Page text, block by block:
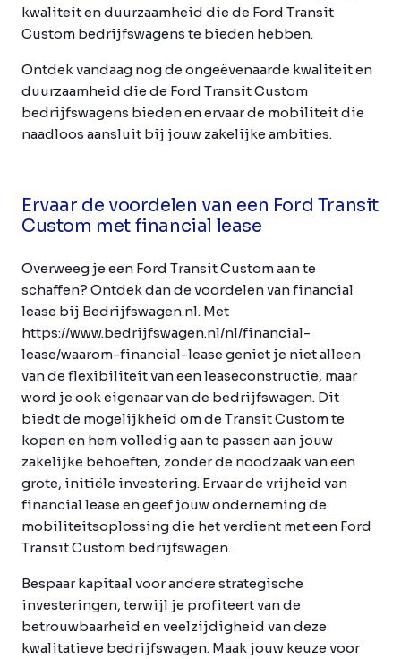
kwaliteit en duurzaamheid die de Ford Transit
Custom bedrijfswagens te bieden hebben.
Ontdek vandaag nog de ongeëvenaarde kwaliteit en
duurzaamheid die de Ford Transit Custom
bedrijfswagens bieden en ervaar de mobiliteit die
naadloos aansluit bij jouw zakelijke ambities.
Ervaar de voordelen van een Ford Transit
Custom met financial lease
Overweeg je een Ford Transit Custom aan te
schaffen? Ontdek dan de voordelen van financial
lease bij Bedrijfswagen.nl. Met
https://www.bedrijfswagen.nl/nl/financial-
lease/waarom-financial-lease geniet je niet alleen
van de flexibiliteit van een leaseconstructie, maar
word je ook eigenaar van de bedrijfswagen. Dit
biedt de mogelijkheid om de Transit Custom te
kopen en hem volledig aan te passen aan jouw
zakelijke behoeften, zonder de noodzaak van een
grote, initiële investering. Ervaar de vrijheid van
financial lease en geef jouw onderneming de
mobiliteitsoplossing die het verdient met een Ford
Transit Custom bedrijfswagen.
Bespaar kapitaal voor andere strategische
investeringen, terwijl je profiteert van de
betrouwbaarheid en veelzijdigheid van deze
kwalitatieve bedrijfswagen. Maak jouw keuze voor